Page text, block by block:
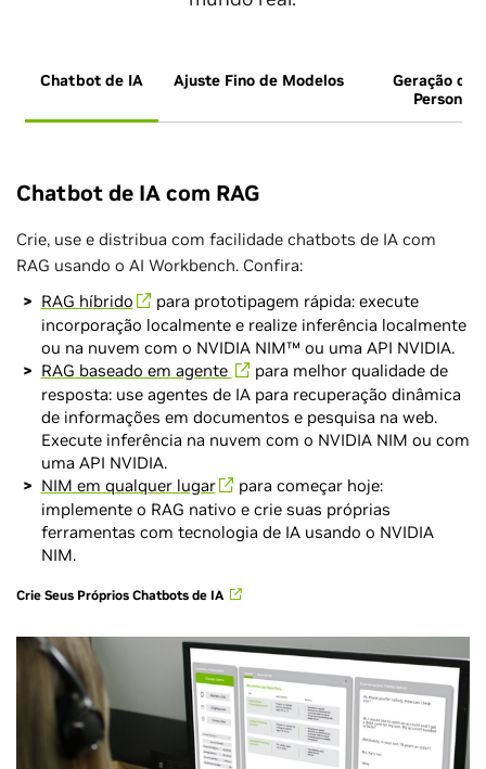
Chatbot de IA Ajuste Fino de Modelos
Geração de
Chatbot de IA com RAG
Crie, use e distribua com facilidade chatbots de IA com
RAG usando o AI Workbench. Confira:
RAG híbrido
para prototipagem rápida: execute
incorporação localmente e realize inferência localmente
ou na nuvem com o NVIDIA NIM™ ou uma API NVIDIA.
RAG baseado em agente
para melhor qualidade de
resposta: use agentes de IA para recuperação dinâmica
de informações em documentos e pesquisa na web.
Execute inferência na nuvem com o NVIDIA NIM ou com
uma API NVIDIA.
NIM em qualquer lugar
para começar hoje:
implemente o RAG nativo e crie suas próprias
ferramentas com tecnologia de IA usando o NVIDIA
NIM.
Crie Seus Próprios Chatbots de IA